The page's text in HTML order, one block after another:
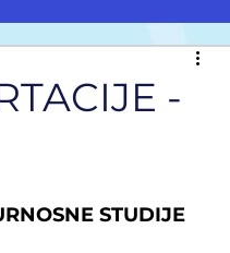
-
STUDIJE